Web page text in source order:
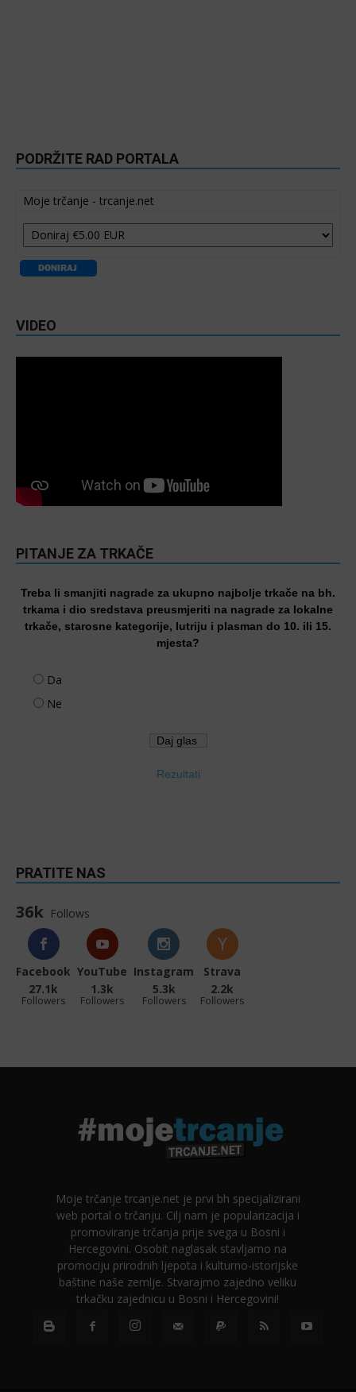
PODRŽITE RAD PORTALA
Moje trčanje - trcanje.net
VIDEO
PITANJE ZA TRKAČE
Treba li smanjiti nagrade za ukupno najbolje trkače na bh.
trkama i dio sredstava preusmjeriti na nagrade za lokalne
trkače, starosne kategorije, lutriju i plasman do 10. ili 15.
mjesta?
Da
Ne
Rezultati
PRATITE NAS
36k Follows
Facebook
27.1k
Followers
YouTube
1.3k
Followers
Instagram
5.3k
Followers
Strava
2.2k
Followers
Moje trčanje trcanje.net je prvi bh specijalizirani
web portal o trčanju. Cilj nam je popularizacija i
promoviranje trčanja prije svega u Bosni i
Hercegovini. Osobit naglasak stavljamo na
promociju prirodnih ljepota i kulturno-istorijske
baštine naše zemlje. Stvarajmo zajedno veliku
trkačku zajednicu u Bosni i Hercegovini!